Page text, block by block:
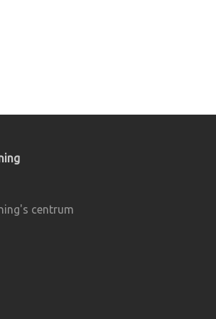
centrum